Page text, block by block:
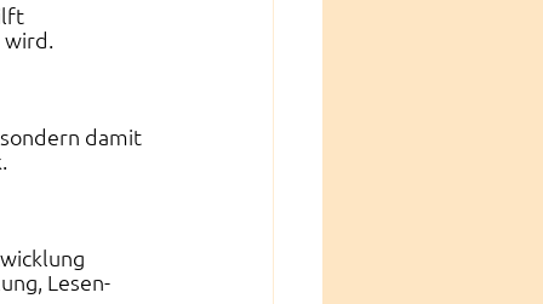
wird.
damit
Lesen-